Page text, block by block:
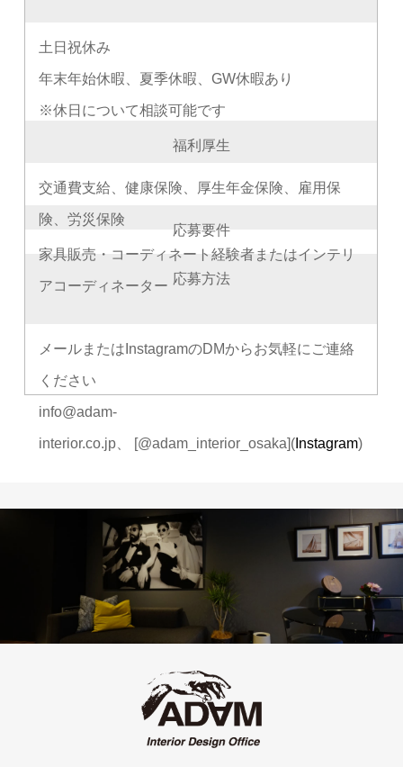
土日祝休み
年末年始休暇、夏季休暇、GW休暇あり
※休日について相談可能です
福利厚生
交通費支給、健康保険、厚生年金保険、雇用保
険、労災保険
応募要件
家具販売・コーディネート経験者またはインテリ
アコーディネーター 応募方法
メールまたはInstagramのDMからお気軽にご連絡
ください
info@adam-
interior.co.jp、 [@adam_interior_osaka]( Instagram)